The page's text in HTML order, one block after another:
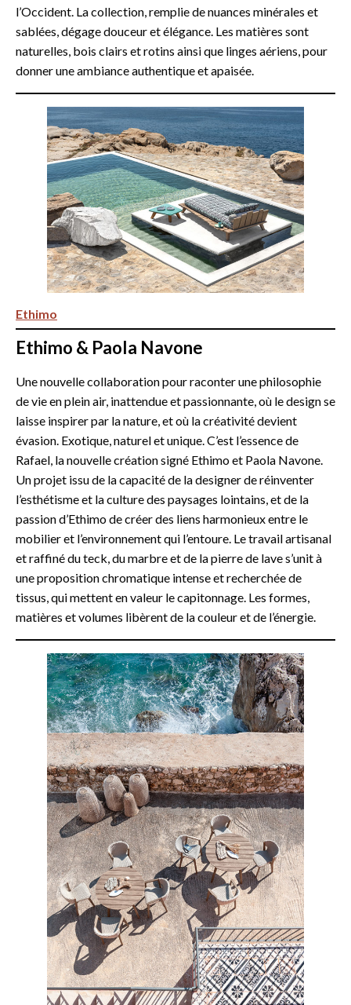
l’Occident. La collection, remplie de nuances minérales et
sablées, dégage douceur et élégance. Les matières sont
naturelles, bois clairs et rotins ainsi que linges aériens, pour
donner une ambiance authentique et apaisée.
Ethimo
Ethimo & Paola Navone
Une nouvelle collaboration pour raconter une philosophie
de vie en plein air, inattendue et passionnante, où le design se
laisse inspirer par la nature, et où la créativité devient
évasion. Exotique, naturel et unique. C’est l’essence de
Rafael, la nouvelle création signé Ethimo et Paola Navone.
Un projet issu de la capacité de la designer de réinventer
l’esthétisme et la culture des paysages lointains, et de la
passion d’Ethimo de créer des liens harmonieux entre le
mobilier et l’environnement qui l’entoure. Le travail artisanal
et raffiné du teck, du marbre et de la pierre de lave s’unit à
une proposition chromatique intense et recherchée de
tissus, qui mettent en valeur le capitonnage. Les formes,
matières et volumes libèrent de la couleur et de l’énergie.